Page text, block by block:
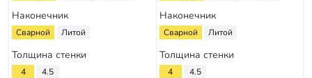
Наконечник
Сварной Литой
Толщина стенки
4 4.5
Наконечник
Сварной Литой
Толщина стенки
4 4.5